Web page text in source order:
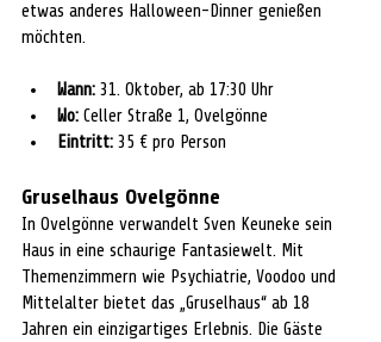
etwas anderes Halloween-Dinner genießen
möchten.
Wann: 31. Oktober, ab 17:30 Uhr
Wo: Celler Straße 1, Ovelgönne
Eintritt: 35 € pro Person
Gruselhaus Ovelgönne
In Ovelgönne verwandelt Sven Keuneke sein
Haus in eine schaurige Fantasiewelt. Mit
Themenzimmern wie Psychiatrie, Voodoo und
Mittelalter bietet das „Gruselhaus“ ab 18
Jahren ein einzigartiges Erlebnis. Die Gäste